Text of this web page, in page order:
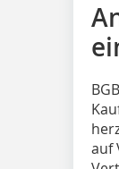
auf